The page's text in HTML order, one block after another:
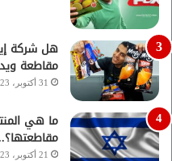
هل شركة
مقاطعة
31 أكتوبر، 2023
ما هي
مقاطعتها؟.. 65 منتج تقدر تستغنى
21 أكتوبر، 2023